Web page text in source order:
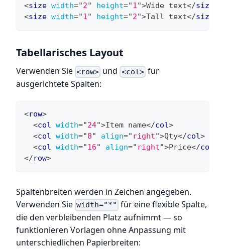
<size width="2" height="1">Wide text</size
<size width="1" height="2">Tall text</size
Tabellarisches Layout
Verwenden Sie <row> und <col>für
ausgerichtete Spalten:
<row>
<col width="24">Item name</col>
<col width="8" align=" right">Qty</col>
<col width="16" align=" right">Price</col
</row>
Spaltenbreiten werden in Zeichen angegeben.
Verwenden Sie width="*" für eine flexible Spalte,
die den verbleibenden Platz aufnimmt — so
funktionieren Vorlagen ohne Anpassung mit
unterschiedlichen Papierbreiten: